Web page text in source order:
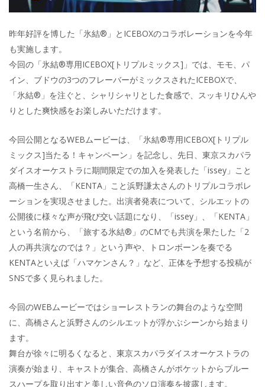
昨年好評を博した「氷結®」とICEBOXのコラボレーションを今年
も実施します。
今回の「氷結®専用ICEBOX[トリプルミックス]」では、モモ、パ
イン、ブドウの3つのフレーバーがミックスされたICEBOXで、
「氷結®」を注ぐと、シャリシャリとした食感で、スッキリひんや
りとした爽快感をお楽しみいただけます。
今回公開となるWEBムービーは、「氷結®専用ICEBOX[トリプル
ミックス]当たる！キャンペーン」を記念し、先日、東京スカパラ
ダイスオーケストラに期間限定での加入を発表した「issey」こと
高橋一生さん、「KENTA」こと浜野謙太さんのトリプルコラボレ
ーションを実現させました。出演者発表について、シルエットの
公開後に様々な声が飛び交い話題になり、「issey」、「KENTA」
という名前から、「旅する氷結®」のCMでも共演を果たした「2
人の再共演なのでは？」という声や、トロンボーンを奏でる
KENTAといえば「ハマケンさん？」など、正体を予想する投稿が
SNSで多く見られました。
今回のWEBムービーではショーレストランの舞台のような空間
に、高橋さんと浜野さんのシルエットが浮かぶシーンから始まり
ます。
舞台が徐々に明るくなると、東京スカパラダイスオーケストラの
演奏が始まり、キャストが集合、高橋さんがポケットからブルー
スハープを取り出すと美しい音色のソロ演奏を披露します。